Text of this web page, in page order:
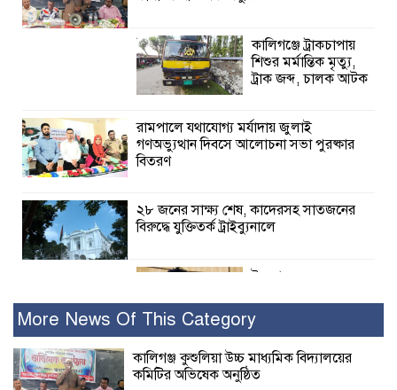
কালিগঞ্জে ট্রাকচাপায়
শিশুর মর্মান্তিক মৃত্যু,
ট্রাক জব্দ, চালক আটক
রামপালে যথাযোগ্য মর্যাদায় জুলাই
গণঅভ্যুত্থান দিবসে আলোচনা সভা পুরষ্কার
বিতরণ
২৮ জনের সাক্ষ্য শেষ, কাদেরসহ সাতজনের
বিরুদ্ধে যুক্তিতর্ক ট্রাইব্যুনালে
ইসলামের সবচেয়ে
নুর
পাঁচ মাসে সরকারের দোষ দিচ্ছেন, আপনারা
More News Of This Category
কালিগঞ্জ কুশুলিয়া উচ্চ মাধ্যমিক বিদ্যালয়ের
কমিটির অভিষেক অনুষ্ঠিত